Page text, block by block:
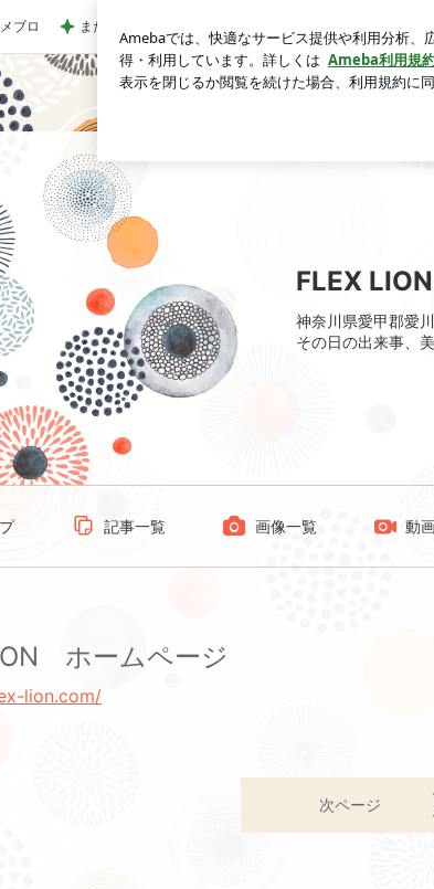
ブロ また壊れた乾燥機の点検診断料
FLEX
神奈川県愛甲郡愛
その日の出来事、
記事一覧 画像一覧 動
ホームページ
lion.com/
次ページ